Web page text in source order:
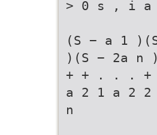
> 0 s , i a
(S − a 1
)(S − 2a n )
+ + . . . +
a 2 1 a 2 2
n